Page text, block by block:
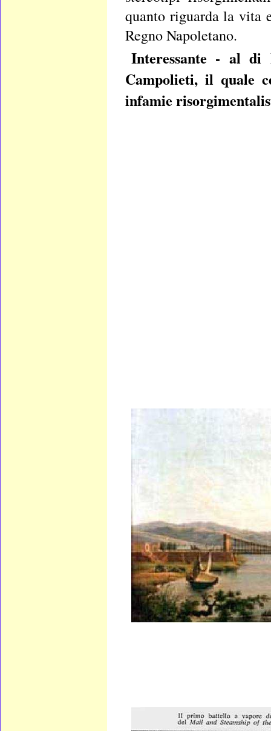
quanto riguarda la vita
Regno Napoletano.
Interessante - al
Campolieti, il quale
infamie